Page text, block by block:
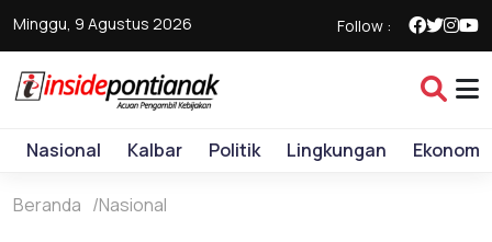
Minggu, 9 Agustus 2026 Follow :
Nasional Kalbar Politik Lingkungan Ekonomi
Beranda Nasional